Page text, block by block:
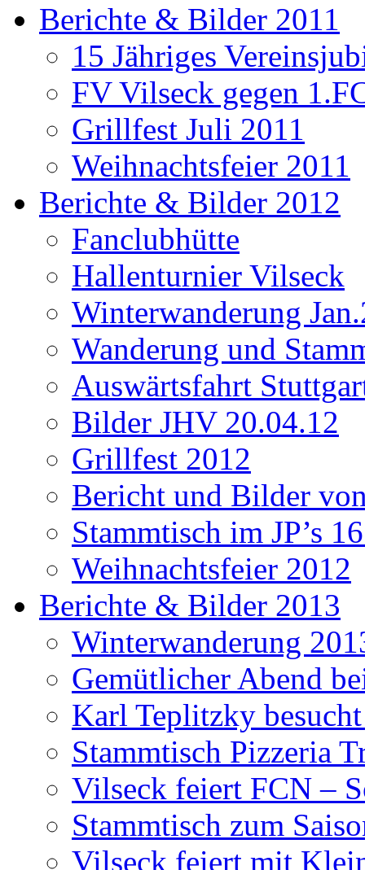
Berichte & Bilder 2011
15 Jähriges
FV Vilseck gegen
Grillfest Juli 2011
Weihnachtsfeier 2011
Berichte & Bilder 2012
Fanclubhütte
Hallenturnier Vilseck
Winterwanderung
Wanderung und
Auswärtsfahrt
Bilder JHV 20.04.12
Grillfest 2012
Bericht und Bilder
Stammtisch im JP’s
Weihnachtsfeier 2012
Berichte & Bilder 2013
Winterwanderung
Gemütlicher Abend
Karl Teplitzky
Stammtisch Pizzeria
Vilseck feiert FCN –
Stammtisch zum
Vilseck feiert mit